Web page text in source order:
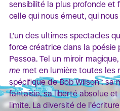
sensibilité la plus profonde et
celle qui nous émeut, qui
L’un des ultimes spectacles
force créatrice dans la
Pessoa. Tel un miroir magique,
me met en lumière toutes les
spécifique de Bob Wilson : sa
fantaisie, sa liberté absolue
limite. La diversité de